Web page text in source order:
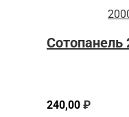
Сотопанель
240,00 ₽